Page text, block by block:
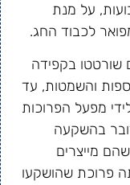
על מנת
לכבוד החג.
שורטטו בקפידה
והשמטות, עד
מפעל הפרוכות
בהשקעה
מייצרים
פרוכת שהושקעו